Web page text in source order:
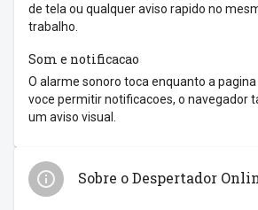
de tela ou qualquer aviso rapido no
trabalho.
Som e notificacao
O alarme sonoro toca enquanto a
voce permitir notificacoes, o navegador
um aviso visual.
Sobre o Despertador